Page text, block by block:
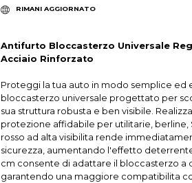
RIMANI AGGIORNATO
Antifurto Bloccasterzo Universale
Acciaio Rinforzato
Proteggi la tua auto in modo semplice ed
bloccasterzo universale progettato per
sua struttura robusta e ben visibile.
protezione affidabile per utilitarie, berline,
rosso ad alta visibilita rende
sicurezza, aumentando l'effetto
cm consente di adattare il bloccasterzo a
garantendo una maggiore compatibilita